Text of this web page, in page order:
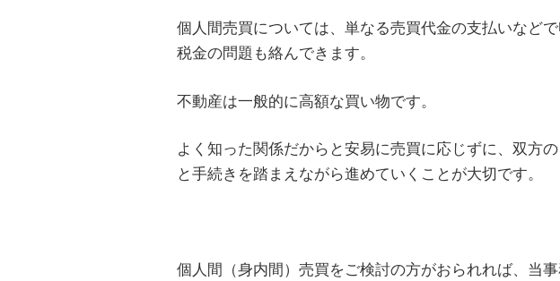
個人間売買については、単なる売買代金の支払いなど
税金の問題も絡んできます。
不動産は一般的に高額な買い物です。
よく知った関係だからと安易に売買に応じずに、双方
と手続きを踏まえながら進めていくことが大切です。
個人間（身内間）売買をご検討の方がおられれば、当事